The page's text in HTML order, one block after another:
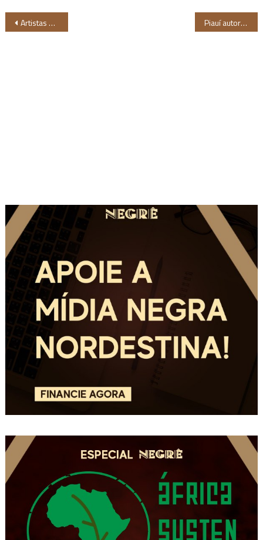
Navegação
Artistas nordestinos figuram na primeira edição da Revista Aquilombe Piauí autoriza vacinação de jornalistas em rotina de trabalho presencial